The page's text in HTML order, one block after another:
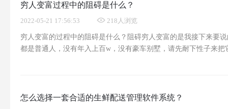
穷人变富过程中的阻碍是什么？
2022-05-21 17:56:53 218人浏览
穷人变富的过程中的阻碍是什么？阻碍穷人变富的是我接下来要
都是普通人，没有年入上百w，没有豪车别墅，请先耐下性子来把
怎么选择一套合适的生鲜配送管理软件系统？